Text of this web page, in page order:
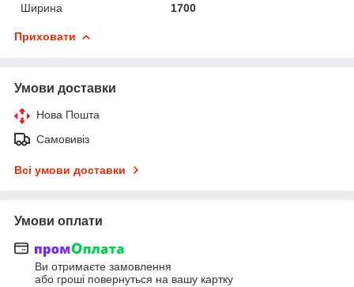
Ширина
1700
Приховати
Умови доставки
Нова Пошта
Самовивіз
Всі умови доставки
Умови оплати
Ви отримаєте замовлення
або гроші повернуться на вашу картку